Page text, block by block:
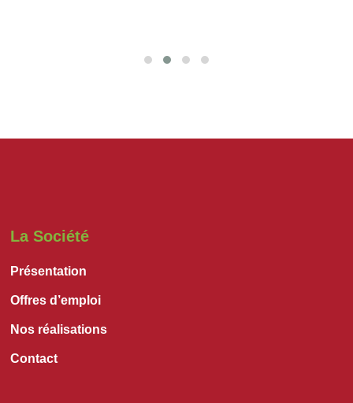
La Société
Présentation
Offres d’emploi
Nos réalisations
Contact